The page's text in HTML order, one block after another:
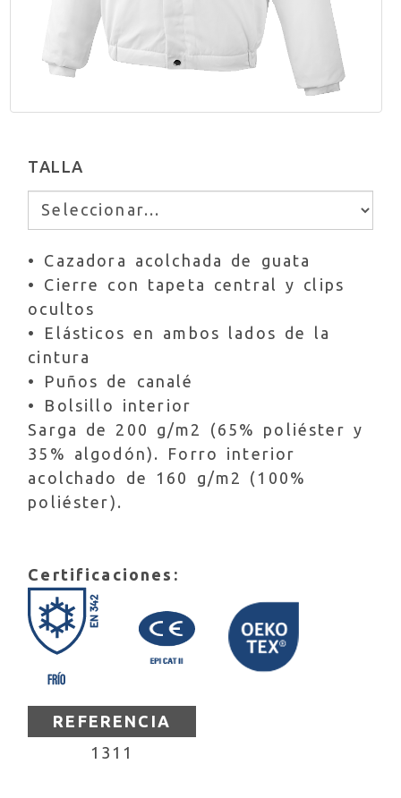
TALLA
• Cazadora acolchada de guata
• Cierre con tapeta central y clips
ocultos
• Elásticos en ambos lados de la
cintura
• Puños de canalé
• Bolsillo interior
Sarga de 200 g/m2 (65% poliéster y
35% algodón). Forro interior
acolchado de 160 g/m2 (100%
poliéster).
Certificaciones:
REFERENCIA
1311